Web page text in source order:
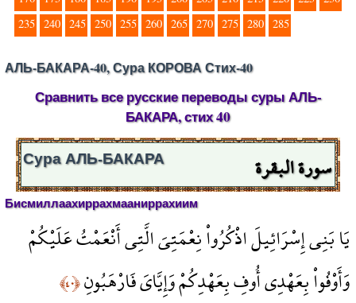
235 240 245 250 255 260 265 270 275 280 285
АЛЬ-БАКАРА-40, Сура КОРОВА Стих-40
Сравнить все русские переводы суры АЛЬ-
БАКАРА, стих 40
سورة البقرة Сура АЛЬ-БАКАРА
Бисмиллаахиррахмааниррахиим
يَا بَنِي إِسْرَائِيلَ اذْكُرُواْ نِعْمَتِيَ الَّتِي أَنْعَمْتُ عَلَيْكُمْ
وَأَوْفُواْ بِعَهْدِي أُوفِ بِعَهْدِكُمْ وَإِيَّايَ فَارْهَبُونِ﴿٤٠﴾